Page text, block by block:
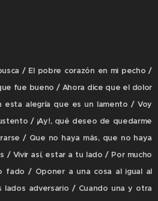
/ El pobre corazón en mi pecho /
fue bueno / Ahora dice que el dolor
esta alegría que es un lamento / Voy
/ ¡Ay!, qué deseo de quedarme
/ Que no haya más, que no haya
/ Vivir así, estar a tu lado / Por mucho
fado / Oponer a una cosa al igual al
adversario / Cuando una y otra